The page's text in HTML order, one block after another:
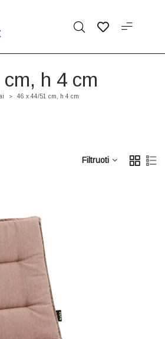
h 4 cm
> 46 x 44/51 cm, h 4 cm
Filtruoti